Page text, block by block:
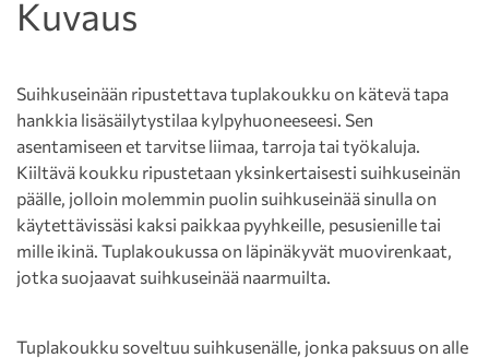
Kuvaus
Suihkuseinään ripustettava tuplakoukku on kätevä tapa
hankkia lisäsäilytystilaa kylpyhuoneeseesi. Sen
asentamiseen et tarvitse liimaa, tarroja tai työkaluja.
Kiiltävä koukku ripustetaan yksinkertaisesti suihkuseinän
päälle, jolloin molemmin puolin suihkuseinää sinulla on
käytettävissäsi kaksi paikkaa pyyhkeille, pesusienille tai
mille ikinä. Tuplakoukussa on läpinäkyvät muovirenkaat,
jotka suojaavat suihkuseinää naarmuilta.
Tuplakoukku soveltuu suihkusenälle, jonka paksuus on alle